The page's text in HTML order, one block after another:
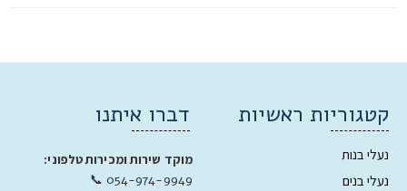
דברו איתנו
מוקד שירות ומכירות טלפוני:
054-974-9949 📞
קטגוריות ראשיות
נעלי בנות
נעלי בנים